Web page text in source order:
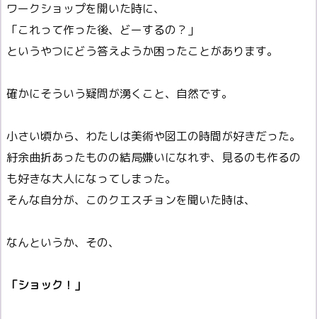
ワークショップを開いた時に、
「これって作った後、どーするの？」
というやつにどう答えようか困ったことがあります。
確かにそういう疑問が湧くこと、自然です。
小さい頃から、わたしは美術や図工の時間が好きだった。
紆余曲折あったものの結局嫌いになれず、見るのも作るの
も好きな大人になってしまった。
そんな自分が、このクエスチョンを聞いた時は、
なんというか、その、
「ショック！」